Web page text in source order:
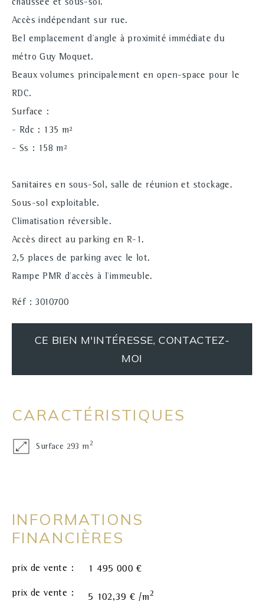
chaussée et sous-sol.
Accès indépendant sur rue.
Bel emplacement d'angle à proximité immédiate du
métro Guy Moquet.
Beaux volumes principalement en open-space pour le
RDC.
Surface :
- Rdc : 135 m²
- Ss : 158 m²
Sanitaires en sous-Sol, salle de réunion et stockage.
Sous-sol exploitable.
Climatisation réversible.
Accès direct au parking en R-1.
2,5 places de parking avec le lot.
Rampe PMR d'accès à l'immeuble.
Réf : 3010700
CE BIEN M'INTÉRESSE, CONTACTEZ-
MOI
CARACTÉRISTIQUES
Surface 293 m2
INFORMATIONS
FINANCIÈRES
prix de vente : 1 495 000 €
prix de vente : 5 102,39 € /m2